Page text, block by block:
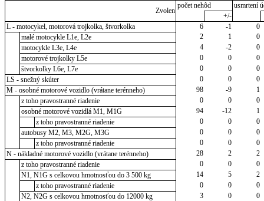
Zvolen
počet nehôd
usmrtení
+/-
L - motocykel, motorová trojkolka, štvorkolka
6 -1
0
malé motocykle L1e, L2e
2 1
0
motocykle L3e, L4e
4 -2
0
motorové trojkolky L5e
0 0
0
štvorkolky L6e, L7e
0 0
0
LS - snežný skúter
0 0
0
M - osobné motorové vozidlo (vrátane terénneho)
98 -9
1
z toho pravostranné riadenie
0 0
0
osobné motorové vozidlá M1, M1G
94 -12
1
z toho pravostranné riadenie
0 0
0
autobusy M2, M3, M2G, M3G
0 0
0
z toho pravostranné riadenie
0 0
0
N - nákladné motorové vozidlo (vrátane terénneho)
28 2
2
z toho pravostranné riadenie
0 0
0
N1, N1G s celkovou hmotnosťou do 3 500 kg
14 5
2
z toho pravostranné riadenie
0 0
0
N2, N2G s celkovou hmotnosťou do 12000 kg
3 0
0